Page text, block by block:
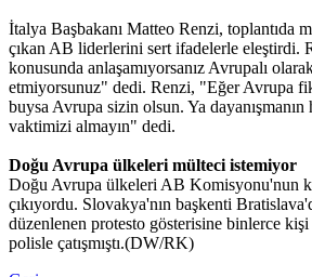
İtalya Başbakanı Matteo Renzi, toplantıda
çıkan AB liderlerini sert ifadelerle eleştirdi.
konusunda anlaşamıyorsanız Avrupalı
etmiyorsunuz" dedi. Renzi, "Eğer Avrupa
buysa Avrupa sizin olsun. Ya dayanışmanın
vaktimizi almayın" dedi.
Doğu Avrupa ülkeleri mülteci istemiyor
Doğu Avrupa ülkeleri AB Komisyonu'nun
çıkıyordu. Slovakya'nın başkenti
düzenlenen protesto gösterisine binlerce kişi
polisle çatışmıştı.(DW/RK)